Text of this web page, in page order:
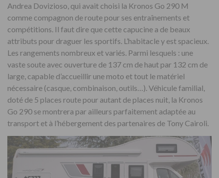
Andrea Dovizioso, qui avait choisi la Kronos Go 290 M
comme compagnon de route pour ses entraînements et
compétitions. Il faut dire que cette capucine a de beaux
attributs pour draguer les sportifs. L’habitacle y est spacieux.
Les rangements nombreux et variés. Parmi lesquels : une
vaste soute avec ouverture de 137 cm de haut par 132 cm de
large, capable d’accueillir une moto et tout le matériel
nécessaire (casque, combinaison, outils…). Véhicule familial,
doté de 5 places route pour autant de places nuit, la Kronos
Go 290 se montrera par ailleurs parfaitement adaptée au
transport et à l’hébergement des partenaires de Tony Cairoli.